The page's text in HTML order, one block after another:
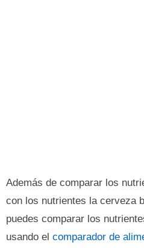
Además de comparar los
con los nutrientes la cerveza
puedes comparar los
usando el comparador de